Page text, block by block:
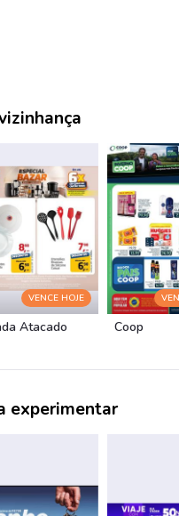
VENCE HOJE
Atacado Coop
experimentar